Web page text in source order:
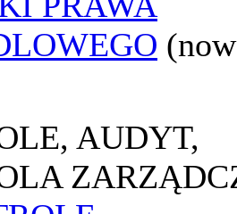
AUDYT,